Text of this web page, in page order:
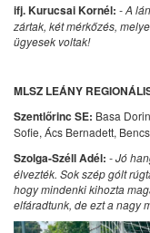
ifj. Kurucsai Kornél: - A
zártak, két mérkőzés,
ügyesek voltak!
MLSZ LEÁNY
Szentlőrinc SE: Basa
Sofie, Ács Bernadett,
Szolga-Széll Adél: - Jó
élvezték. Sok szép gólt
hogy mindenki kihozta
elfáradtunk, de ezt a nagy